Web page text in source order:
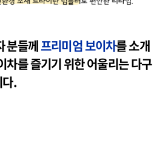
분들께프리미엄 보이차를 소개
를 즐기기 위한 어울리는 다구
.